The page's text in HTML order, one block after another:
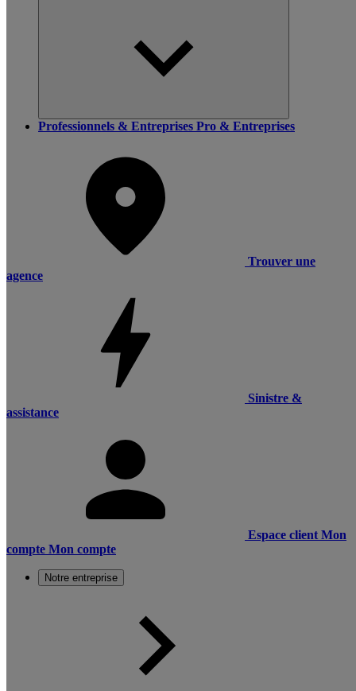
Professionnels & Entreprises Pro & Entreprises
Trouver une
agence
Sinistre &
assistance
Espace client Mon
compte Mon compte
Notre entreprise